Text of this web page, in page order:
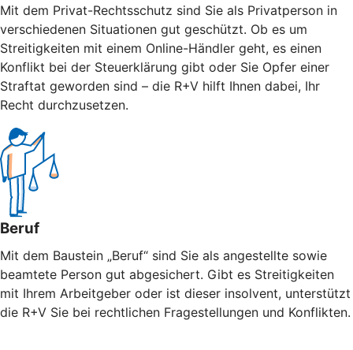
Mit dem Privat-Rechtsschutz sind Sie als Privatperson in
verschiedenen Situationen gut geschützt. Ob es um
Streitigkeiten mit einem Online-Händler geht, es einen
Konflikt bei der Steuerklärung gibt oder Sie Opfer einer
Straftat geworden sind – die R+V hilft Ihnen dabei, Ihr
Recht durchzusetzen.
Beruf
Mit dem Baustein „Beruf“ sind Sie als angestellte sowie
beamtete Person gut abgesichert. Gibt es Streitigkeiten
mit Ihrem Arbeitgeber oder ist dieser insolvent, unterstützt
die R+V Sie bei rechtlichen Fragestellungen und Konflikten.